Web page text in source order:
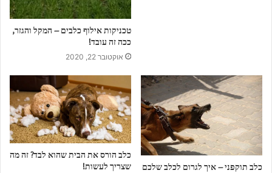
טכניקות אילוף כלבים – המקל והגזר,
ככה זה עובד!
אוקטובר 22, 2020
כלב תוקפני – איך לגרום לכלב שלכם
כלב הורס את הבית שהוא לבד? זה מה
שצריך לעשות!